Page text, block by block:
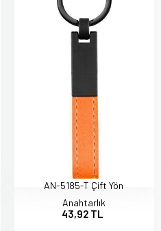
AN-5185-T Çift Yön
Anahtarlık
43,92 TL